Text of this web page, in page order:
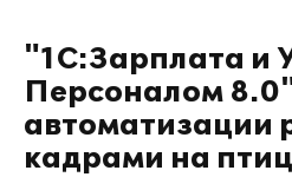
"1С:Зарплата и
Персоналом
автоматизации
кадрами на